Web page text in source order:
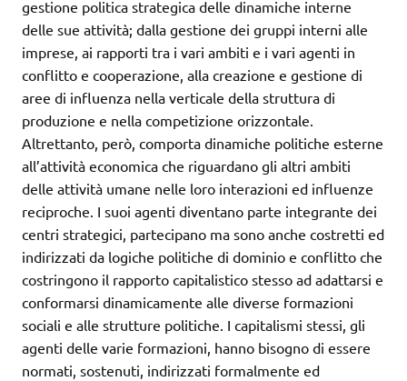
gestione politica strategica delle dinamiche interne
delle sue attività; dalla gestione dei gruppi interni alle
imprese, ai rapporti tra i vari ambiti e i vari agenti in
conflitto e cooperazione, alla creazione e gestione di
aree di influenza nella verticale della struttura di
produzione e nella competizione orizzontale.
Altrettanto, però, comporta dinamiche politiche esterne
all’attività economica che riguardano gli altri ambiti
delle attività umane nelle loro interazioni ed influenze
reciproche. I suoi agenti diventano parte integrante dei
centri strategici, partecipano ma sono anche costretti ed
indirizzati da logiche politiche di dominio e conflitto che
costringono il rapporto capitalistico stesso ad adattarsi e
conformarsi dinamicamente alle diverse formazioni
sociali e alle strutture politiche. I capitalismi stessi, gli
agenti delle varie formazioni, hanno bisogno di essere
normati, sostenuti, indirizzati formalmente ed